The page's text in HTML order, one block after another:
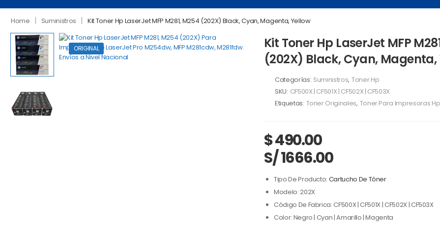
Home | Suministros | Kit Toner Hp LaserJet MFP M281, M254 (202X) Black, Cyan, Magenta, Yellow
ORIGINAL
Kit Toner Hp LaserJet MFP
(202X) Black, Cyan, Magenta,
Categorías: Suministros, Toner Hp
SKU: CF500X | CF501X | CF502X | CF503X
Etiquetas: Toner Originales, Toner Para Impresoras Hp
$490.00
S/ 1666.00
Tipo De Producto: Cartucho De Tóner
Modelo: 202X
Código De Fabrica: CF500X | CF501X | CF502X | CF503X
Color: Negro | Cyan | Amarillo | Magenta